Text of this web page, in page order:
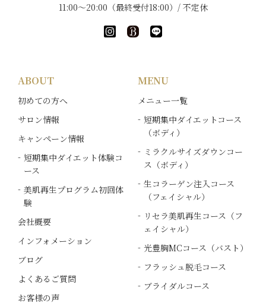
11:00～20:00（最終受付18:00）/ 不定休
ABOUT
初めての方へ
サロン情報
キャンペーン情報
短期集中ダイエット体験コ
ース
美肌再生プログラム初回体
験
会社概要
インフォメーション
ブログ
よくあるご質問
お客様の声
MENU
メニュー一覧
短期集中ダイエットコース
（ボディ）
ミラクルサイズダウンコー
ス（ボディ）
生コラーゲン注入コース
（フェイシャル）
リセラ美肌再生コース（フ
ェイシャル）
光豊胸MCコース（バスト）
フラッシュ脱毛コース
ブライダルコース